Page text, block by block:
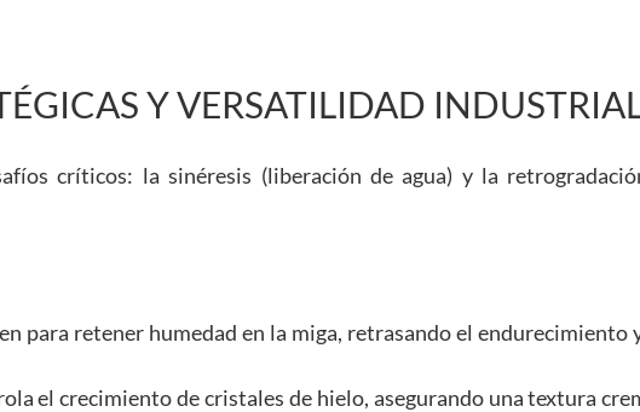
Y VERSATILIDAD
críticos: la sinéresis (liberación de agua) y la
para retener humedad en la miga, retrasando el endurecimiento
el crecimiento de cristales de hielo, asegurando una textura